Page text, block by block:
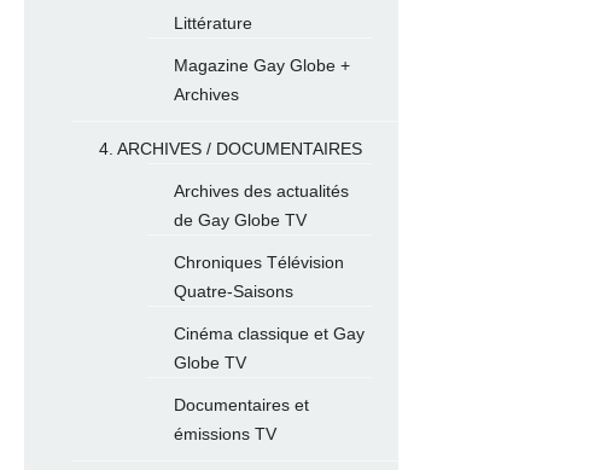
Littérature
Magazine Gay Globe +
Archives
4. ARCHIVES / DOCUMENTAIRES
Archives des actualités
de Gay Globe TV
Chroniques Télévision
Quatre-Saisons
Cinéma classique et Gay
Globe TV
Documentaires et
émissions TV